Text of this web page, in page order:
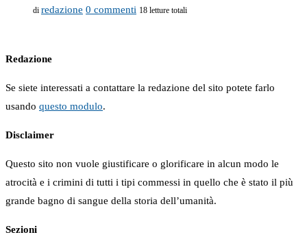
di redazione 0 commenti 18 letture totali
Redazione
Se siete interessati a contattare la redazione del sito potete farlo
usando questo modulo.
Disclaimer
Questo sito non vuole giustificare o glorificare in alcun modo le
atrocità e i crimini di tutti i tipi commessi in quello che è stato il più
grande bagno di sangue della storia dell’umanità.
Sezioni